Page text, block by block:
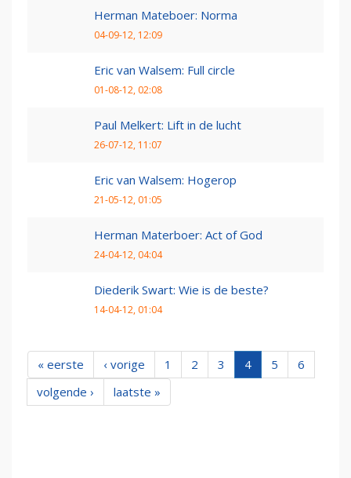
Herman Mateboer: Norma
04-09-12, 12:09
Eric van Walsem: Full circle
01-08-12, 02:08
Paul Melkert: Lift in de lucht
26-07-12, 11:07
Eric van Walsem: Hogerop
21-05-12, 01:05
Herman Materboer: Act of God
24-04-12, 04:04
Diederik Swart: Wie is de beste?
14-04-12, 01:04
« eerste ‹ vorige 1 2 3 4 5
6
volgende ›
laatste »